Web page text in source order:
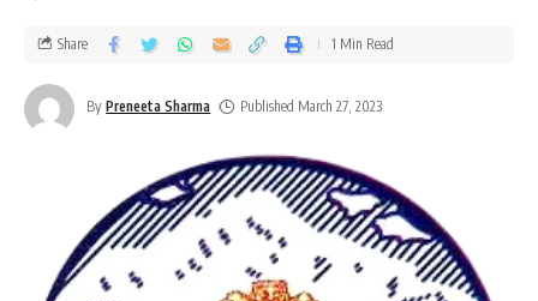
By Preneeta Sharma Published March 27, 2023
Share 1 Min Read